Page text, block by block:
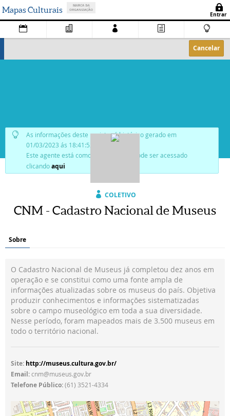
Mapas Culturais
Cancelar
As informações deste registro é histórico gerado em
01/03/2023 ás 18:41:52.
Este agente está como
, e pode ser acessado
clicandoaqui
COLETIVO
CNM - Cadastro Nacional de Museus
Sobre
O Cadastro Nacional de Museus já completou dez anos em
operação e se constitui como uma fonte ampla de
informações atualizadas sobre os museus do país. Objetiva
produzir conhecimentos e informações sistematizadas
sobre o campo museológico em toda a sua diversidade.
Nesse período, foram mapeados mais de 3.500 museus em
todo o território nacional.
Site: http://museus.cultura.gov.br/
Email: cnm@museus.gov.br
Telefone Público: (61) 3521-4334